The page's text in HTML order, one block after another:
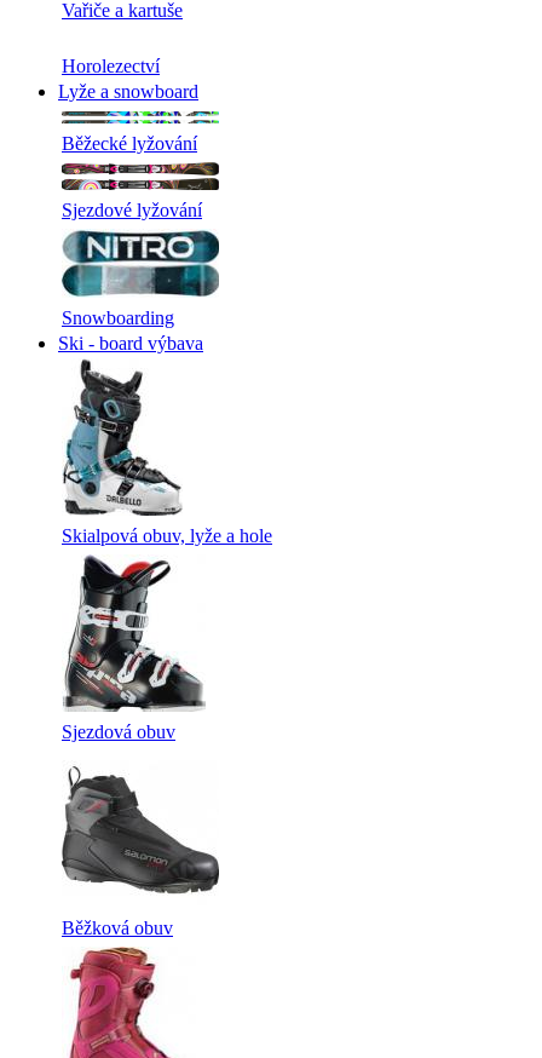
Vařiče a kartuše
Horolezectví
Lyže a snowboard
Běžecké lyžování
Sjezdové lyžování
Snowboarding
Ski - board výbava
Skialpová obuv, lyže a hole
Sjezdová obuv
Běžková obuv